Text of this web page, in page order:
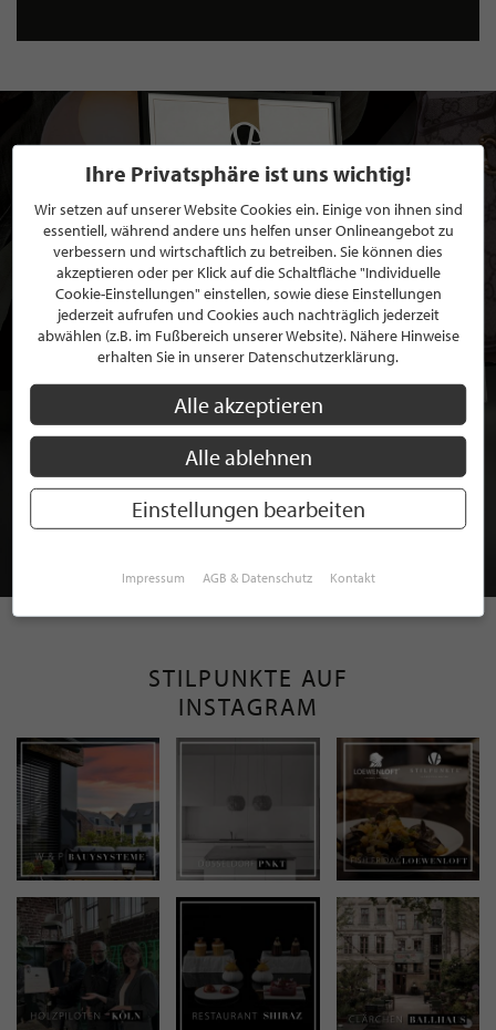
BEWERBEN SIE SICH FÜR EINE GRATIS
MITGLIEDSCHAFT BEI STILPUNKTE®
STILPUNKTE AUF
INSTAGRAM
Ihre Privatsphäre ist uns wichtig!
Wir setzen auf unserer Website Cookies ein. Einige von ihnen sind
essentiell, während andere uns helfen unser Onlineangebot zu
verbessern und wirtschaftlich zu betreiben. Sie können dies
akzeptieren oder per Klick auf die Schaltfläche "Individuelle
Cookie-Einstellungen" einstellen, sowie diese Einstellungen
jederzeit aufrufen und Cookies auch nachträglich jederzeit
abwählen (z.B. im Fußbereich unserer Website). Nähere Hinweise
erhalten Sie in unserer Datenschutzerklärung.
Alle akzeptieren
Alle ablehnen
Einstellungen bearbeiten
Impressum AGB & Datenschutz Kontakt